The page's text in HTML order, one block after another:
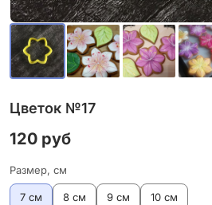
Цветок №17
120 руб
Размер, см
7 см 8 см 9 см 10 см